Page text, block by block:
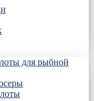
для рыбной